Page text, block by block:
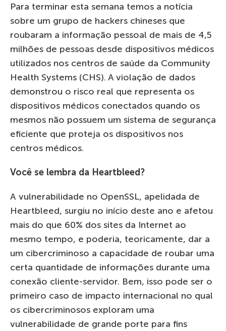
Para terminar esta semana temos a notícia
sobre um grupo de hackers chineses que
roubaram a informação pessoal de mais de 4,5
milhões de pessoas desde dispositivos médicos
utilizados nos centros de saúde da Community
Health Systems (CHS). A violação de dados
demonstrou o risco real que representa os
dispositivos médicos conectados quando os
mesmos não possuem um sistema de segurança
eficiente que proteja os dispositivos nos
centros médicos.
Você se lembra da Heartbleed?
A vulnerabilidade no OpenSSL, apelidada de
Heartbleed, surgiu no início deste ano e afetou
mais do que 60% dos sites da Internet ao
mesmo tempo, e poderia, teoricamente, dar a
um cibercriminoso a capacidade de roubar uma
certa quantidade de informações durante uma
conexão cliente-servidor. Bem, isso pode ser o
primeiro caso de impacto internacional no qual
os cibercriminosos exploram uma
vulnerabilidade de grande porte para fins